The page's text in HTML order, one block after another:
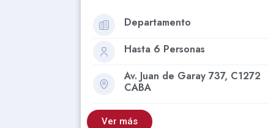
Departamento
Hasta 4 Personas
Av. Juan de Garay 737, C1272
CABA
Ver más